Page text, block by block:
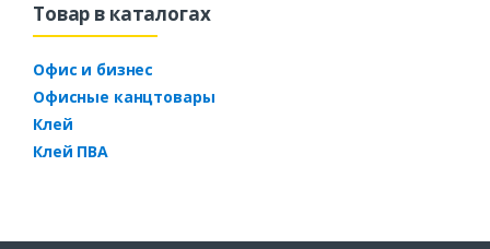
Товар в каталогах
Офис и бизнес
Офисные канцтовары
Клей
Клей ПВА